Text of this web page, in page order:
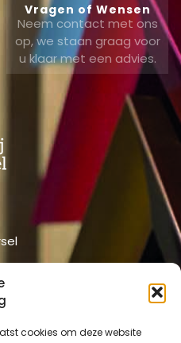
cookies om deze website
Vragen of Wensen
Neem contact met ons
op, we staan graag voor
u klaar met een advies.